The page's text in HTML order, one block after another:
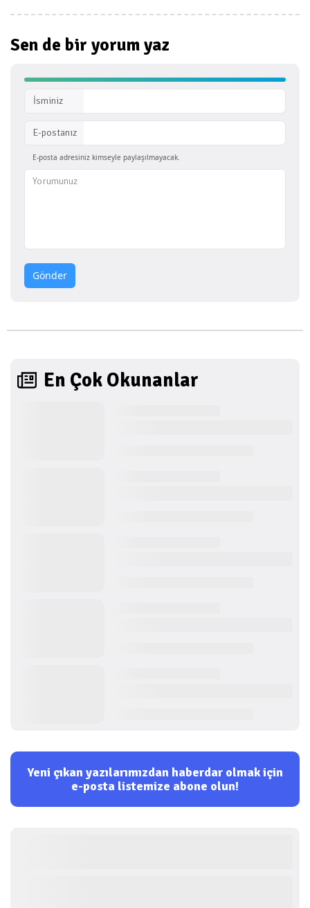
Sen de bir yorum yaz
İsminiz
E-postanız
E-posta adresiniz kimseyle paylaşılmayacak.
Gönder
En Çok Okunanlar
Yeni çıkan yazılarımızdan haberdar olmak için
e-posta listemize abone olun!